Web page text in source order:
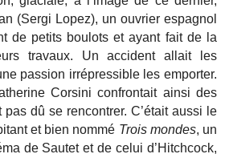
(Sergi Lopez), un ouvrier espagnol
de petits boulots et ayant fait de la
travaux. Un accident allait les
passion irrépressible les emporter.
Corsini confrontait ainsi des
pas dû se rencontrer. C’était aussi le
et bien nommé Trois mondes, un
de Sautet et de celui d’Hitchcock,